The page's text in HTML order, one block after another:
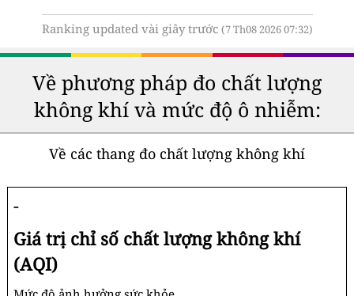
Ranking updated vài giây trước (7 Th08 2026 07:32)
Về phương pháp đo chất lượng
không khí và mức độ ô nhiễm:
Về các thang đo chất lượng không khí
-
Giá trị chỉ số chất lượng không khí
(AQI)